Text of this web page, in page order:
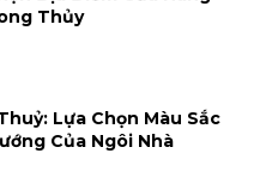
Thủy
Lựa Chọn Màu Sắc
Của Ngôi Nhà